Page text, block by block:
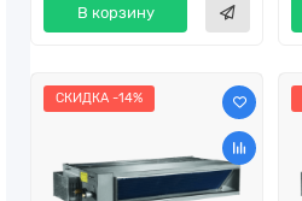
В корзину
СКИДКА -14%